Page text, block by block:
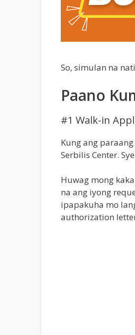
So, simulan na
Paano
#1 Walk-in
Kung ang
Serbilis Center.
Huwag mong
na ang iyong
ipapakuha mo
authorization